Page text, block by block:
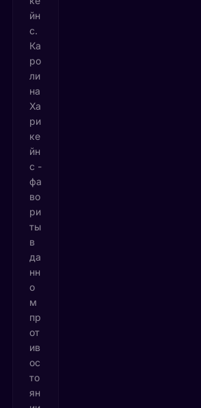
йн
с.
Ка
ро
ли
на
Ха
ри
ке
йн
с -
фа
во
ри
ты
в
да
нн
о
м
пр
от
ив
ос
то
ян